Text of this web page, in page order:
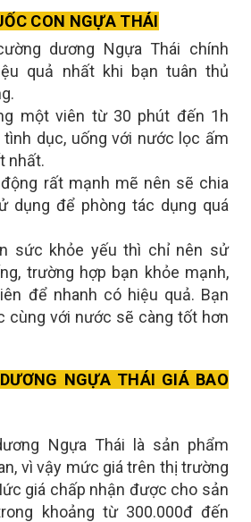
CON NGỰA THÁI
dương Ngựa Thái chính
quả nhất khi bạn tuân thủ
một viên từ 30 phút đến 1h
dục, uống với nước lọc ấm
nhất.
rất mạnh mẽ nên sẽ chia
dụng để phòng tác dụng quá
sức khỏe yếu thì chỉ nên sử
trường hợp bạn khỏe mạnh,
để nhanh có hiệu quả. Bạn
cùng với nước sẽ càng tốt hơn
NGỰA THÁI GIÁ BAO
Ngựa Thái là sản phẩm
vì vậy mức giá trên thị trường
giá chấp nhận được cho sản
khoảng từ 300.000đ đến